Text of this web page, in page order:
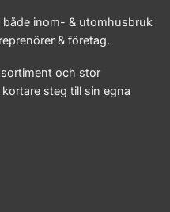
inom- & utomhusbruk
& företag.
och stor
steg till sin egna